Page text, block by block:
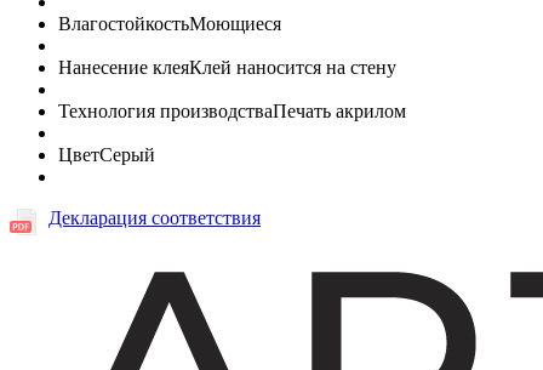
ВлагостойкостьМоющиеся
Нанесение клеяКлей наносится на стену
Технология производстваПечать акрилом
ЦветСерый
Декларация соответствия